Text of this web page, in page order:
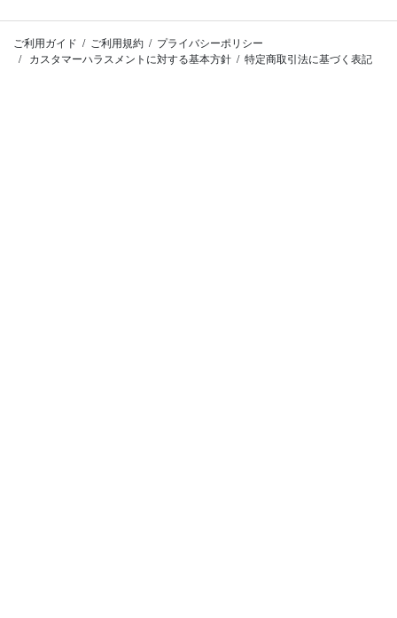
ご利用ガイド ご利用規約
プライバシーポリシー
カスタマーハラスメントに対する基本方針
特定商取引法に基づく表記